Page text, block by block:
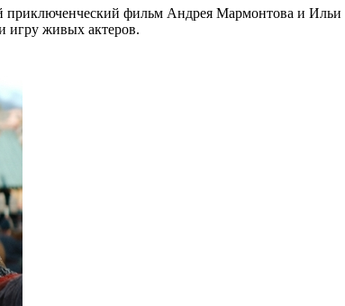
приключенческий фильм Андрея Мармонтова и
живых актеров.